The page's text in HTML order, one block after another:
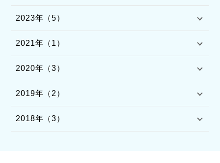
2023年（5）
2021年（1）
2020年（3）
2019年（2）
2018年（3）